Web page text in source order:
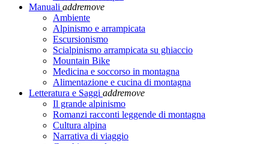
Manuali addremove
Ambiente
Alpinismo e arrampicata
Escursionismo
Scialpinismo arrampicata su ghiaccio
Mountain Bike
Medicina e soccorso in montagna
Alimentazione e cucina di montagna
Letteratura e Saggi addremove
Il grande alpinismo
Romanzi racconti leggende di montagna
Cultura alpina
Narrativa di viaggio